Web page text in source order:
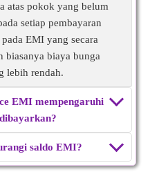
atas pokok yang belum
setiap pembayaran
EMI yang secara
biasanya biaya bunga
lebih rendah.
EMI mempengaruhi
saldo EMI?